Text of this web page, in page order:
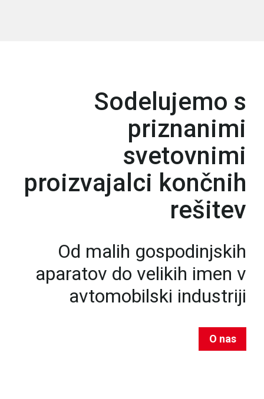
Sodelujemo s
priznanimi
svetovnimi
proizvajalci končnih
rešitev
Od malih gospodinjskih
aparatov do velikih imen v
avtomobilski industriji
O nas